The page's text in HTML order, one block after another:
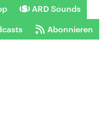
ARD Sounds
Abonnieren